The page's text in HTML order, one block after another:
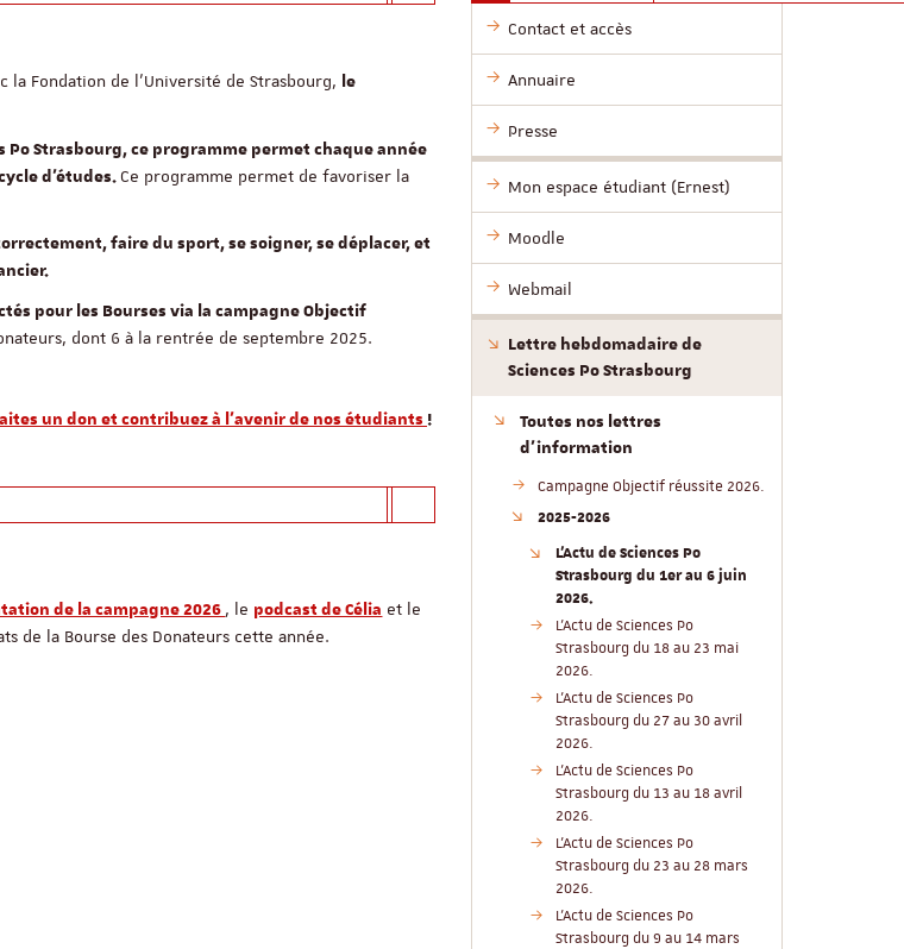
la Fondation de l’Université de Strasbourg, le
Po Strasbourg, ce programme permet chaque année
d’études. Ce programme permet de favoriser la
faire du sport, se soigner, se déplacer, et
pour les Bourses via la campagne Objectif
dont 6 à la rentrée de septembre 2025.
un don et contribuez à l’avenir de nos étudiants !
de la campagne 2026 , le podcast de Célia et le
de la Bourse des Donateurs cette année.
Contact et accès
Annuaire
Presse
Mon espace étudiant (Ernest)
Moodle
Webmail
Lettre hebdomadaire de
Sciences Po Strasbourg
Toutes nos lettres
d'information
Campagne Objectif réussite 2026.
2025-2026
L'Actu de Sciences Po
Strasbourg du 1er au 6 juin
2026.
L'Actu de Sciences Po
Strasbourg du 18 au 23 mai
2026.
L'Actu de Sciences Po
Strasbourg du 27 au 30 avril
2026.
L'Actu de Sciences Po
Strasbourg du 13 au 18 avril
2026.
L'Actu de Sciences Po
Strasbourg du 23 au 28 mars
2026.
L'Actu de Sciences Po
Strasbourg du 9 au 14 mars